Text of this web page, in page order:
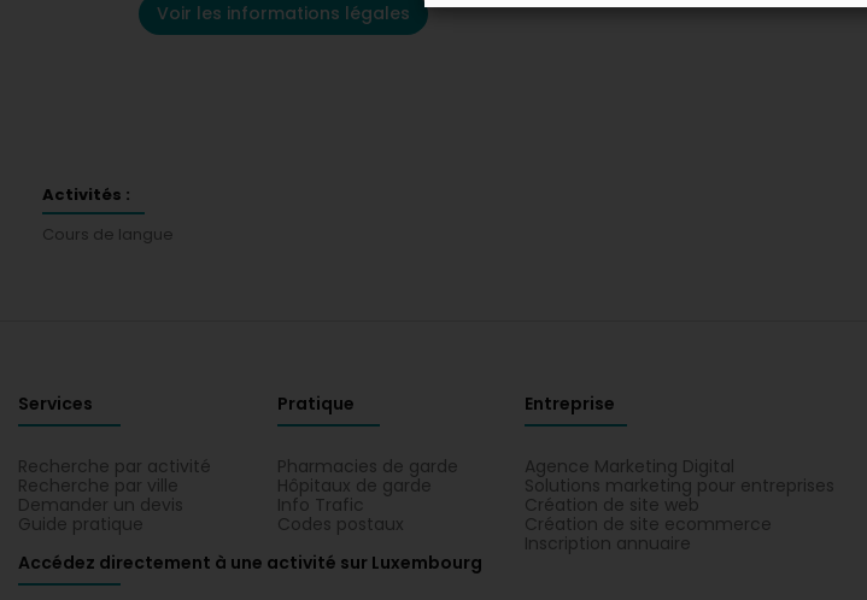
Voir les informations légales
Activités :
Cours de langue
Services
Recherche par activité
Recherche par ville
Demander un devis
Guide pratique
Pratique
Pharmacies de garde
Hôpitaux de garde
Info Trafic
Codes postaux
Entreprise
Agence Marketing Digital
Solutions marketing pour entreprises
Création de site web
Création de site ecommerce
Inscription annuaire
Accédez directement à une activité sur Luxembourg